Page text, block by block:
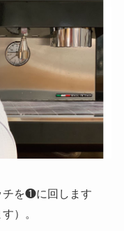
チを❶に回します
）。